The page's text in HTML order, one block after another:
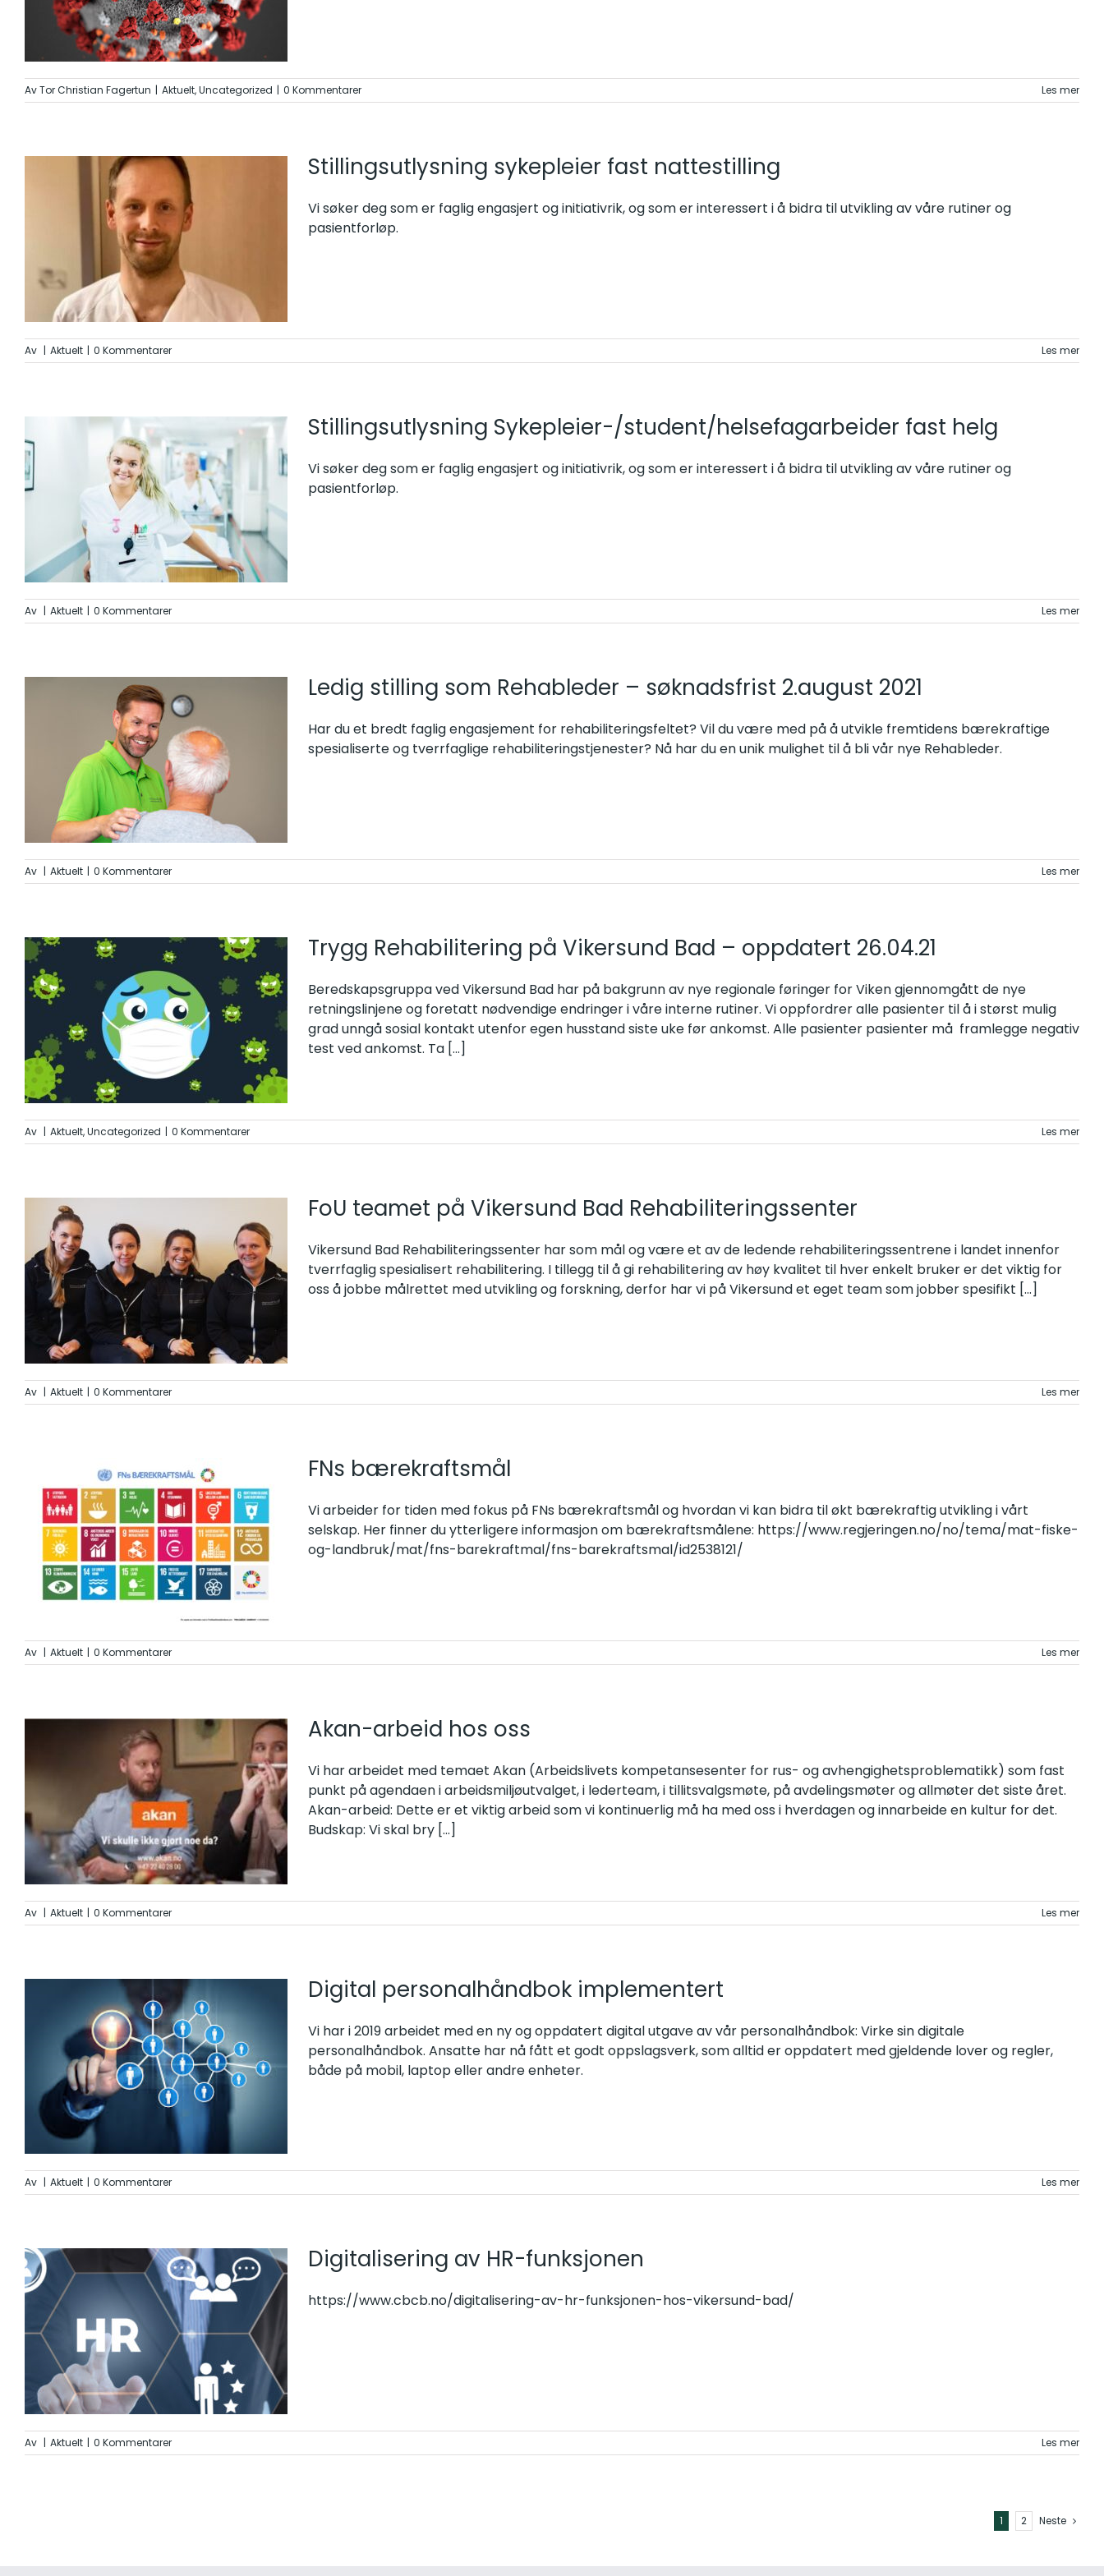
AvTor Christian Fagertun | Aktuelt,Uncategorized | 0 Kommentarer Les mer
Stillingsutlysning sykepleier fast nattestilling
Vi søker deg som er faglig engasjert og initiativrik, og som er interessert i å bidra til utvikling av våre rutiner og
pasientforløp.
Av | Aktuelt | 0 Kommentarer Les mer
Stillingsutlysning Sykepleier-/student/helsefagarbeider fast helg
Vi søker deg som er faglig engasjert og initiativrik, og som er interessert i å bidra til utvikling av våre rutiner og
pasientforløp.
Av | Aktuelt | 0 Kommentarer Les mer
Ledig stilling som Rehableder – søknadsfrist 2.august 2021
Har du et bredt faglig engasjement for rehabiliteringsfeltet? Vil du være med på å utvikle fremtidens bærekraftige
spesialiserte og tverrfaglige rehabiliteringstjenester? Nå har du en unik mulighet til å bli vår nye Rehableder.
Av | Aktuelt | 0 Kommentarer Les mer
Trygg Rehabilitering på Vikersund Bad – oppdatert 26.04.21
Beredskapsgruppa ved Vikersund Bad har på bakgrunn av nye regionale føringer for Viken gjennomgått de nye
retningslinjene og foretatt nødvendige endringer i våre interne rutiner. Vi oppfordrer alle pasienter til å i størst mulig
grad unngå sosial kontakt utenfor egen husstand siste uke før ankomst. Alle pasienter pasienter må framlegge negativ
test ved ankomst. Ta [...]
Av | Aktuelt,Uncategorized | 0 Kommentarer Les mer
FoU teamet på Vikersund Bad Rehabiliteringssenter
Vikersund Bad Rehabiliteringssenter har som mål og være et av de ledende rehabiliteringssentrene i landet innenfor
tverrfaglig spesialisert rehabilitering. I tillegg til å gi rehabilitering av høy kvalitet til hver enkelt bruker er det viktig for
oss å jobbe målrettet med utvikling og forskning, derfor har vi på Vikersund et eget team som jobber spesifikt [...]
Av | Aktuelt | 0 Kommentarer Les mer
FNs bærekraftsmål
Vi arbeider for tiden med fokus på FNs bærekraftsmål og hvordan vi kan bidra til økt bærekraftig utvikling i vårt
selskap. Her finner du ytterligere informasjon om bærekraftsmålene: https://www.regjeringen.no/no/tema/mat-fiske-
og-landbruk/mat/fns-barekraftmal/fns-barekraftsmal/id2538121/
Av | Aktuelt | 0 Kommentarer Les mer
Akan-arbeid hos oss
Vi har arbeidet med temaet Akan (Arbeidslivets kompetansesenter for rus- og avhengighetsproblematikk) som fast
punkt på agendaen i arbeidsmiljøutvalget, i lederteam, i tillitsvalgsmøte, på avdelingsmøter og allmøter det siste året.
Akan-arbeid: Dette er et viktig arbeid som vi kontinuerlig må ha med oss i hverdagen og innarbeide en kultur for det.
Budskap: Vi skal bry [...]
Av | Aktuelt | 0 Kommentarer Les mer
Digital personalhåndbok implementert
Vi har i 2019 arbeidet med en ny og oppdatert digital utgave av vår personalhåndbok: Virke sin digitale
personalhåndbok. Ansatte har nå fått et godt oppslagsverk, som alltid er oppdatert med gjeldende lover og regler,
både på mobil, laptop eller andre enheter.
Av | Aktuelt | 0 Kommentarer Les mer
Digitalisering av HR-funksjonen
https://www.cbcb.no/digitalisering-av-hr-funksjonen-hos-vikersund-bad/
Av | Aktuelt | 0 Kommentarer Les mer
1 2 Neste